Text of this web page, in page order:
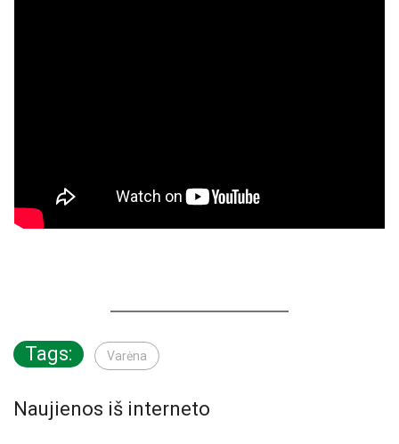
Tags: Varėna
Naujienos iš interneto